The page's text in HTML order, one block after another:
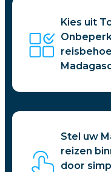
Kies uit
Stel uw
reizen
door